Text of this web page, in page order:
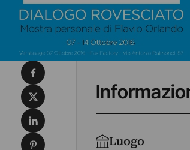
Luogo
Condividi su Facebook
Condividi su X
Condividi su LinkedIn
Condividi su Pinterest